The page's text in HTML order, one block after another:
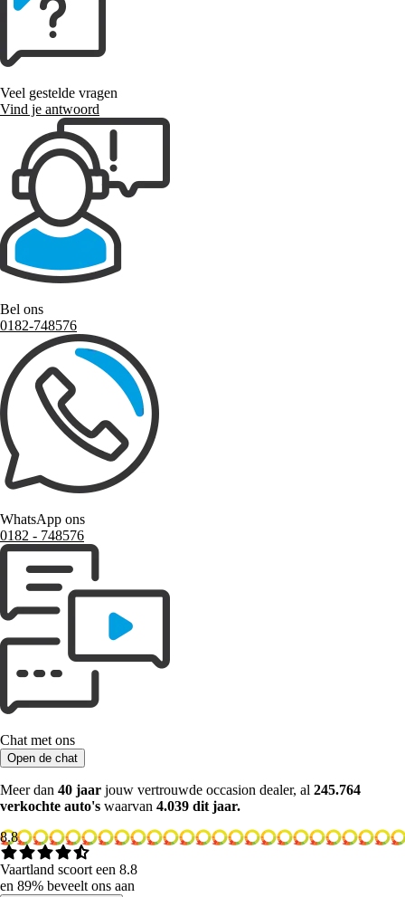
Veel gestelde vragen
Vind je antwoord
Bel ons
0182-748576
WhatsApp ons
0182 ‑ 748576
Chat met ons
Open de chat
Meer dan 40 jaar jouw vertrouwde occasion dealer, al 245.764
verkochte auto's waarvan 4.039 dit jaar.
8.8
Vaartland scoort een 8.8
en 89% beveelt ons aan